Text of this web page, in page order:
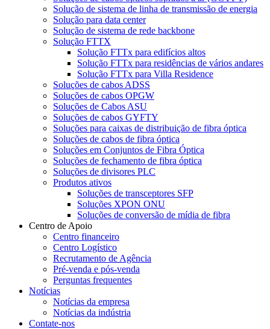
Solução de sistema de linha de transmissão de energia
Solução para data center
Solução de sistema de rede backbone
Solução FTTX
Solução FTTx para edifícios altos
Solução FTTx para residências de vários andares
Solução FTTx para Villa Residence
Soluções de cabos ADSS
Soluções de cabos OPGW
Soluções de Cabos ASU
Soluções de cabos GYFTY
Soluções para caixas de distribuição de fibra óptica
Soluções de cabos de fibra óptica
Soluções em Conjuntos de Fibra Óptica
Soluções de fechamento de fibra óptica
Soluções de divisores PLC
Produtos ativos
Soluções de transceptores SFP
Soluções XPON ONU
Soluções de conversão de mídia de fibra
Centro de Apoio
Centro financeiro
Centro Logístico
Recrutamento de Agência
Pré-venda e pós-venda
Perguntas frequentes
Notícias
Notícias da empresa
Notícias da indústria
Contate-nos